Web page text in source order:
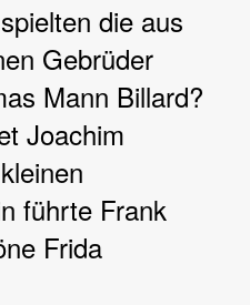
die aus
Gebrüder
Mann Billard?
Joachim
führte Frank
Frida